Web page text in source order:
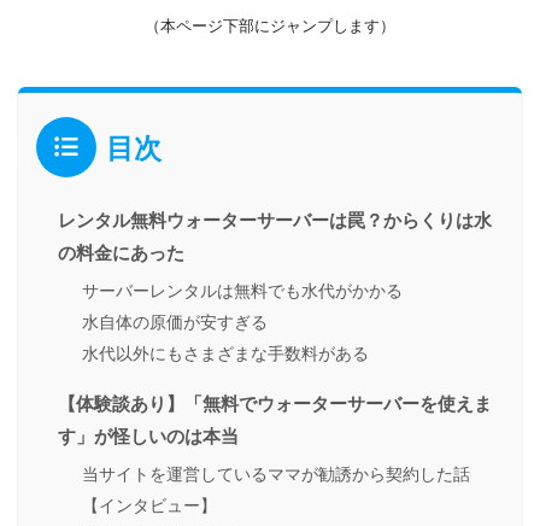
（本ページ下部にジャンプします）
目次
レンタル無料ウォーターサーバーは罠？からくりは水
の料金にあった
サーバーレンタルは無料でも水代がかかる
水自体の原価が安すぎる
水代以外にもさまざまな手数料がある
【体験談あり】「無料でウォーターサーバーを使えま
す」が怪しいのは本当
当サイトを運営しているママが勧誘から契約した話
【インタビュー】